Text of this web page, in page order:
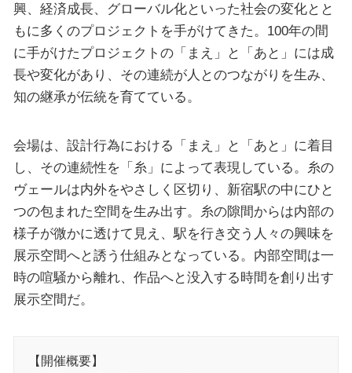
興、経済成長、グローバル化といった社会の変化とと
もに多くのプロジェクトを手がけてきた。100年の間
に手がけたプロジェクトの「まえ」と「あと」には成
長や変化があり、その連続が人とのつながりを生み、
知の継承が伝統を育てている。
会場は、設計行為における「まえ」と「あと」に着目
し、その連続性を「糸」によって表現している。糸の
ヴェールは内外をやさしく区切り、新宿駅の中にひと
つの包まれた空間を生み出す。糸の隙間からは内部の
様子が微かに透けて見え、駅を行き交う人々の興味を
展示空間へと誘う仕組みとなっている。内部空間は一
時の喧騒から離れ、作品へと没入する時間を創り出す
展示空間だ。
【開催概要】